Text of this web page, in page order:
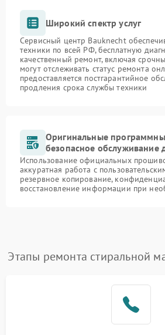
Широкий спектр услуг
Сервисный центр Bauknecht
техники по всей РФ, бесплатную
качественный ремонт, включая
могут отслеживать статус ремонта
предоставляется постгарантийное
продления срока службы техники
Оригинальные
безопасное обслуживание
Использование официальных
аккуратная работа с
резервное копирование,
восстановление информации при
Этапы ремонта стиральной